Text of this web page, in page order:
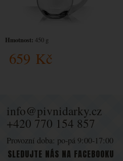
659 Kč
Hmotnost: 450 g
info@pivnidarky.cz
+420 770 154 857
Provozní doba: po-pá 9:00-17:00
SLEDUJTE NÁS NA FACEBOOKU